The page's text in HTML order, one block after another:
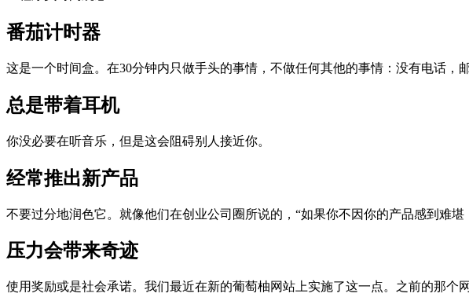
番茄计时器
这是一个时间盒。在30分钟内只做手头的事情，不做任何其他的事情：没有电话
总是带着耳机
你没必要在听音乐，但是这会阻碍别人接近你。
经常推出新产品
不要过分地润色它。就像他们在创业公司圈所说的，“如果你不因你的产品感到难
压力会带来奇迹
使用奖励或是社会承诺。我们最近在新的葡萄柚网站上实施了这一点。之前的那